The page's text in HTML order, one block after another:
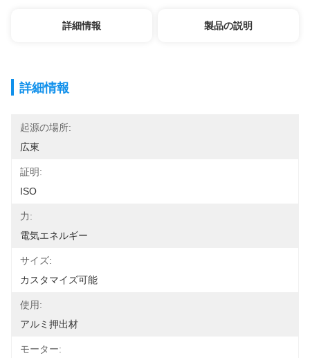
詳細情報 製品の説明
詳細情報
起源の場所:
広東
証明:
ISO
力:
電気エネルギー
サイズ:
カスタマイズ可能
使用:
アルミ押出材
モーター: